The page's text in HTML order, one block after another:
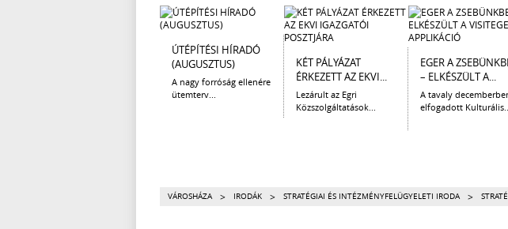
ÚTÉPÍTÉSI HÍRADÓ
(AUGUSZTUS)
A nagy forróság ellenére
ütemterv...
KÉT PÁLYÁZAT
ÉRKEZETT AZ EKVI...
Lezárult az Egri
Közszolgáltatások...
EGER A
– ELKÉSZÜLT A...
A tavaly
elfogadott
VÁROSHÁZA > IRODÁK > STRATÉGIAI ÉS INTÉZMÉNYFELÜGYELETI IRODA >